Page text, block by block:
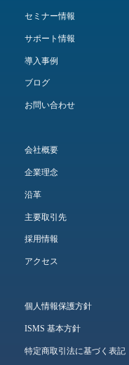
セミナー情報
サポート情報
導入事例
ブログ
お問い合わせ
会社概要
企業理念
沿革
主要取引先
採用情報
アクセス
個人情報保護方針
ISMS 基本方針
特定商取引法に基づく表記